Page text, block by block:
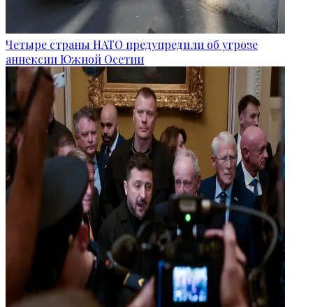
Четыре страны НАТО предупредили об угрозе
аннексии Южной Осетии